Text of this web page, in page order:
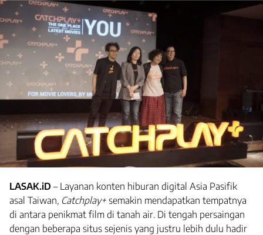
LASAK.iD – Layanan konten hiburan digital Asia Pasifik
asal Taiwan, Catchplay+ semakin mendapatkan tempatnya
di antara penikmat film di tanah air. Di tengah persaingan
dengan beberapa situs sejenis yang justru lebih dulu hadir